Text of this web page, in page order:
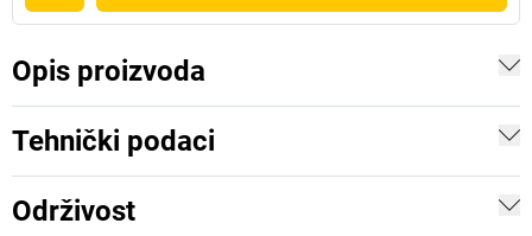
Opis proizvoda
Tehnički podaci
Održivost